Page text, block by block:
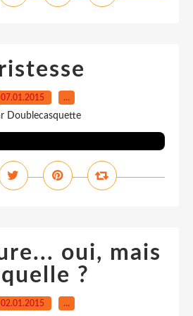
07.01.2015 …
Doublecasquette
oui, mais
?
02.01.2015 …